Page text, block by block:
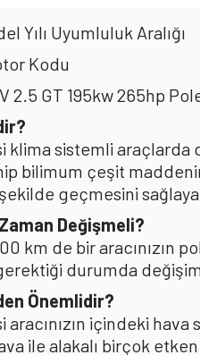
Yılı Uyumluluk Aralığı
Kodu
2.5 GT 195kw 265hp
sistemli araçlarda
bilimum çeşit
şekilde geçmesini
Değişmeli?
km de bir aracınızın
durumda
Önemlidir?
aracınızın içindeki
ile alakalı birçok